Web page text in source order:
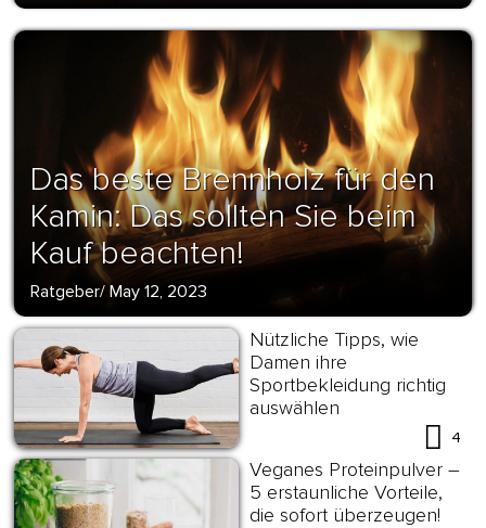
Das beste Brennholz für den
Kamin: Das sollten Sie beim
Kauf beachten!
Ratgeber/ May 12, 2023
Nützliche Tipps, wie
Damen ihre
Sportbekleidung richtig
auswählen
4
Veganes Proteinpulver –
5 erstaunliche Vorteile,
die sofort überzeugen!